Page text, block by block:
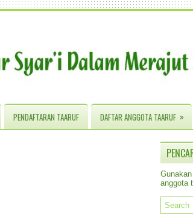
PENDAFTARAN TAARUF DAFTAR ANGGOTA TAARUF »
anggota